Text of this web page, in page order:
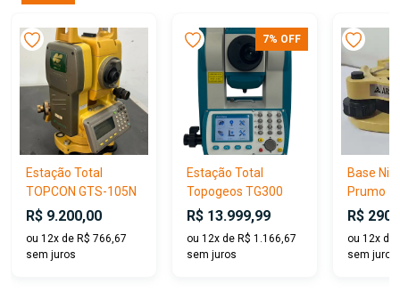
Estação Total
TOPCON GTS-105N
R$ 9.200,00
ou 12x de R$ 766,67
sem juros
7% OFF
Estação Total
Topogeos TG300
R$ 13.999,99
ou 12x de R$ 1.166,67
sem juros
Base
Prumo
R$
ou 12x de
sem juros